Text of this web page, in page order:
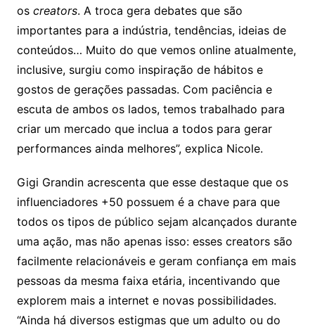
os creators. A troca gera debates que são
importantes para a indústria, tendências, ideias de
conteúdos… Muito do que vemos online atualmente,
inclusive, surgiu como inspiração de hábitos e
gostos de gerações passadas. Com paciência e
escuta de ambos os lados, temos trabalhado para
criar um mercado que inclua a todos para gerar
performances ainda melhores”, explica Nicole.
Gigi Grandin acrescenta que esse destaque que os
influenciadores +50 possuem é a chave para que
todos os tipos de público sejam alcançados durante
uma ação, mas não apenas isso: esses creators são
facilmente relacionáveis e geram confiança em mais
pessoas da mesma faixa etária, incentivando que
explorem mais a internet e novas possibilidades.
“Ainda há diversos estigmas que um adulto ou do